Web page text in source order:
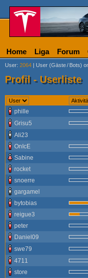
Home Liga Forum
User: 2064 | User (Gäste/ Bots)
Profil - Userliste
phille
Grisu5
Ali23
OnIcE
Sabine
rocket
snoerre
gargamel
bytobias
reigue3
peter
Daniel09
swe79
4711
store